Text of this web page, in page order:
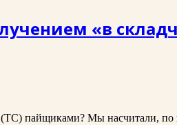
«в
пайщиками? Мы насчитали, по